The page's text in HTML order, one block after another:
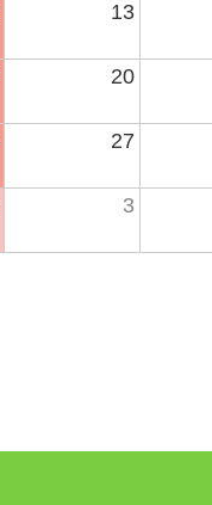
13
20
27
3